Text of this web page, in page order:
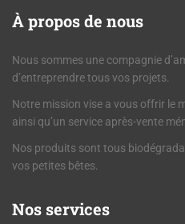
Àpropos de nous
Nous sommes une compagnie
d’entreprendre tous vos projets.
Notre mission vise a vous offrir le
ainsi qu’un service après-vente
Nos produits sont tous
vos petites bêtes.
Nos services